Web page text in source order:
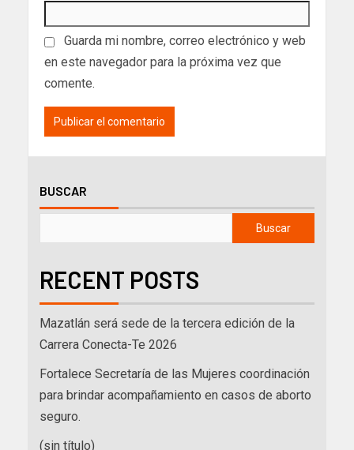
Guarda mi nombre, correo electrónico y web
en este navegador para la próxima vez que
comente.
BUSCAR
Buscar
RECENT POSTS
Mazatlán será sede de la tercera edición de la
Carrera Conecta-Te 2026
Fortalece Secretaría de las Mujeres coordinación
para brindar acompañamiento en casos de aborto
seguro.
(sin título)